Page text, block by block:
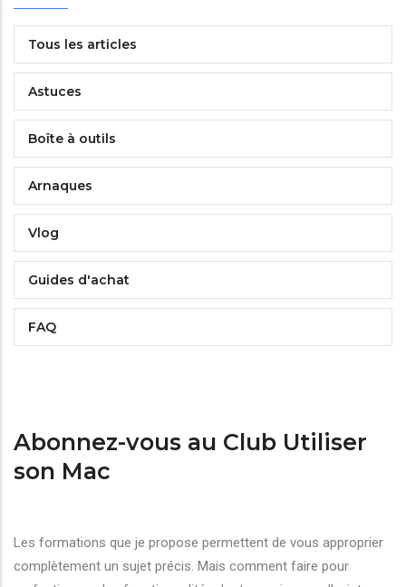
Tous les articles
Astuces
Boîte à outils
Arnaques
Vlog
Guides d'achat
FAQ
Abonnez-vous au Club Utiliser
son Mac
Les formations que je propose permettent de vous approprier
complètement un sujet précis. Mais comment faire pour